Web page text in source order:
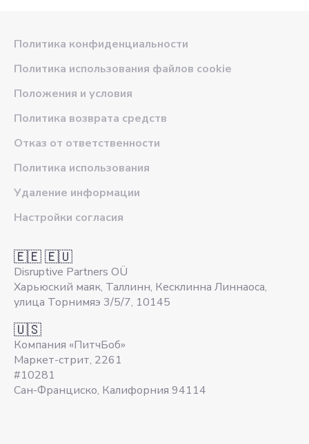
Политика конфиденциальности
Политика использования файлов cookie
Положения и условия
Политика возврата средств
Отказ от ответственности
Политика использования
Удаление информации
Настройки согласия
🇪🇪 🇪🇺
Disruptive Partners OÜ
Харьюский маяк, Таллинн, Кесклинна Линнаоса,
улица Торнимяэ 3/5/7, 10145
🇺🇸
Компания «ПитчБоб»
Маркет-стрит, 2261
#10281
Сан-Франциско, Калифорния 94114